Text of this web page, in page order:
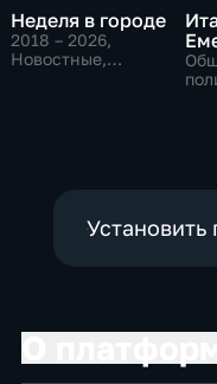
Неделя в городе
2018 – 2026,
Новостные,